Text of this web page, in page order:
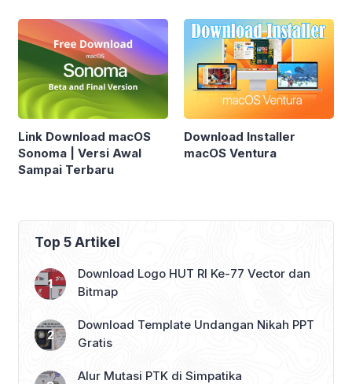
Link Download macOS
Sonoma | Versi Awal
Sampai Terbaru
Download Installer
macOS Ventura
Top 5 Artikel
Download Logo HUT RI Ke-77 Vector dan
Bitmap
Download Template Undangan Nikah PPT
Gratis
Alur Mutasi PTK di Simpatika